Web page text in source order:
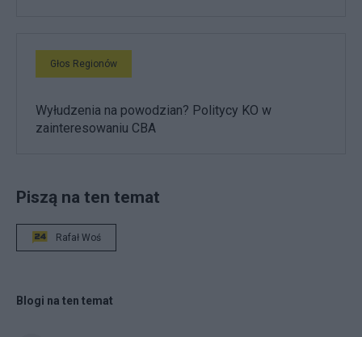
Głos Regionów
Wyłudzenia na powodzian? Politycy KO w
zainteresowaniu CBA
Piszą na ten temat
Rafał Woś
Blogi na ten temat